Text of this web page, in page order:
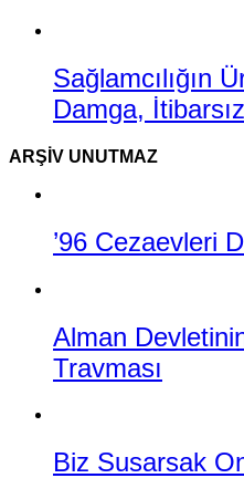
Sağlamcılığın
Damga,
ARŞIV UNUTMAZ
’96 Cezaevleri
Alman
Travması
Biz Susarsak